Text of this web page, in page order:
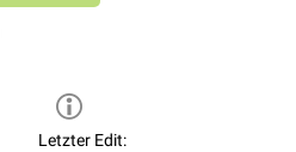
Letzter Edit: